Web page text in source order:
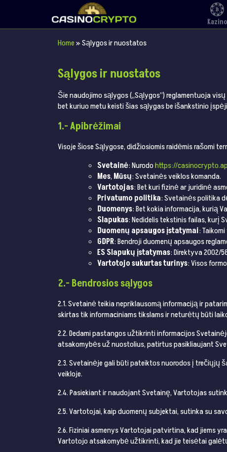
Kazino
Home»Sąlygos ir nuostatos
Sąlygos ir nuostatos
Šie naudojimo sąlygos („Sąlygos”) reglamentuoja
bet kuriuo metu keisti šias sąlygas be išankstinio
1.- Apibrėžimai
Visoje šiose Sąlygose, didžiosiomis raidėmis rašomi
Svetainė: Nurodohttps://
Mes,Mūsų: Svetainės veiklos komanda.
Vartotojas: Bet kuri fizinė ar juridinė
Privatumo politika: Svetainės politika
Duomenys: Bet kokia informacija, kurią
Slapukas: Nedidelis tekstinis failas, kurį
Duomenų apsaugos įstatymai:
GDPR: Bendroji duomenų apsaugos
ES Slapukų įstatymas: Direktyva 2002/
Vartotojo sukurtas turinys: Visos
2.- Bendrosios sąlygos
2.1. Svetainė teikia nepriklausomą informaciją ir
skirtas tik informaciniams tikslams ir neturėtų būti
2.2. Dedami pastangos užtikrinti informacijos
atsakomybės už nuostolius, patirtus pasikliaujant
2.3. Svetainėje gali būti pateiktos nuorodos į trečiųjų
veikloje.
2.4. Pasiekiant ir naudojant Svetainę, Vartotojas
2.5. Vartotojai, kaip duomenų subjektai, sutinka su
2.6. Fiziniai asmenys Vartotojai patvirtina, kad jiems
Vartotojo atsakomybė užtikrinti, kad jie teisėtai